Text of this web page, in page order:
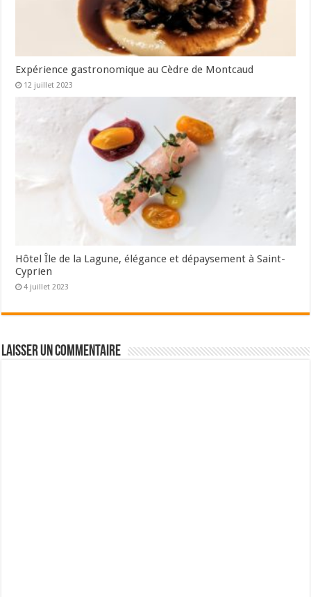
Expérience gastronomique au Cèdre de Montcaud
12 juillet 2023
Hôtel Île de la Lagune, élégance et dépaysement à Saint-
Cyprien
4 juillet 2023
Laisser un commentaire